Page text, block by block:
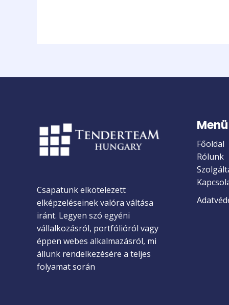
Csapatunk elkötelezett
elképzeléseinek valóra váltása
iránt. Legyen szó egyéni
vállalkozásról, portfólióról vagy
éppen webes alkalmazásról, mi
állunk rendelkezésére a teljes
folyamat során
Menü
Főoldal
Rólunk